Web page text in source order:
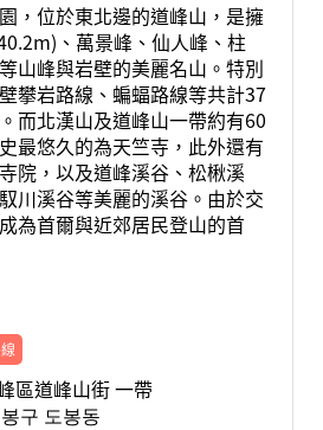
，位於東北邊的道峰山，是擁
、萬景峰、仙人峰、柱
山峰與岩壁的美麗名山。特別
攀岩路線、蝙蝠路線等共計37
而北漢山及道峰山一帶約有60
最悠久的為天竺寺，此外還有
院，以及道峰溪谷、松楸溪
川溪谷等美麗的溪谷。由於交
為首爾與近郊居民登山的首
區道峰山街 一帶
구 도봉동